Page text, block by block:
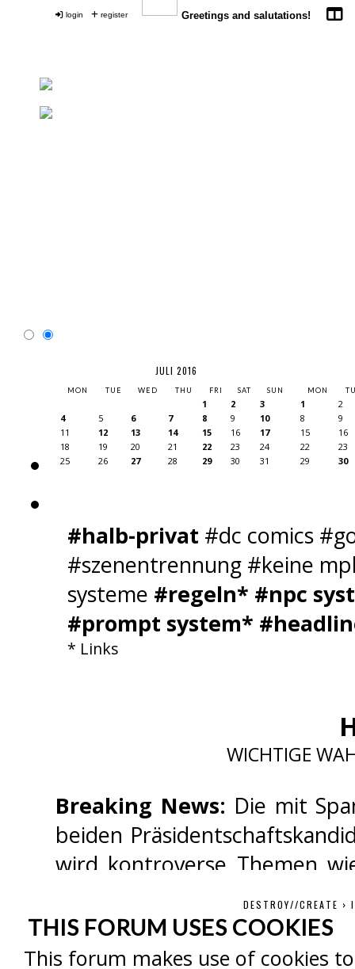
login register Greetings and salutations!
JULI 2016
MON TUE WED THU FRI SAT SUN
1 2
3
4
5 6 7 8 9
10
11
12 13 14 15 16
17
18
19 20 21 22 23
24
25
26 27 28 29 30 31
MON
1
2
8
9
15
16
22
23
29
30
#halb-privat #dc comics
#szenentrennung #keine
systeme #regeln* #npc
#prompt system*
* Links
WICHTIGE
Breaking News: Die mit
beiden
wird kontroverse Themen
Sicherheitspolitik
nichts schenken. Der
einem einzigartigen TV-Event
DESTROY//CREATE ›
THIS FORUM USES COOKIES
This forum makes use of cookies